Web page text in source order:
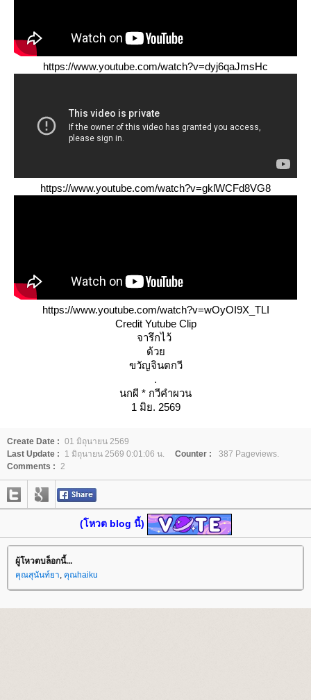
https://www.youtube.com/watch?v=dyj6qaJmsHc
https://www.youtube.com/watch?v=gklWCFd8VG8
https://www.youtube.com/watch?v=wOyOI9X_TLI
Credit Yutube Clip
จารึกไว้
ด้วย
ขวัญจินตกวี
.
นกผี * กวีคำผวน
1 มิย. 2569
Create Date : 01 มิถุนายน 2569
Last Update :
1 มิถุนายน 2569 0:01:06 น. Counter :
387 Pageviews.
Comments : 2
(โหวต blog นี้)
ผู้โหวตบล็อกนี้...
คุณสุนันท์ยา, คุณhaiku